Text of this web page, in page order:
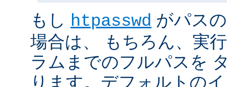
もし htpasswd がパス
場合は、 もちろん、実
ラムまでのフルパスを
ります。デフォルトの